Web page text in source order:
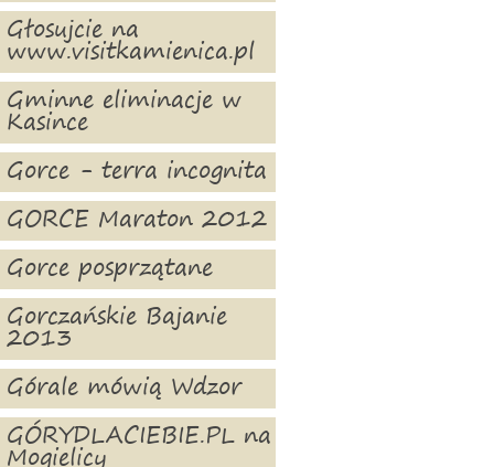
Głosujcie na
www.visitkamienica.pl
Gminne eliminacje w
Kasince
Gorce - terra incognita
GORCE Maraton 2012
Gorce posprzątane
Gorczańskie Bajanie
2013
Górale mówią Wdzor
GÓRYDLACIEBIE.PL na
Mogielicy